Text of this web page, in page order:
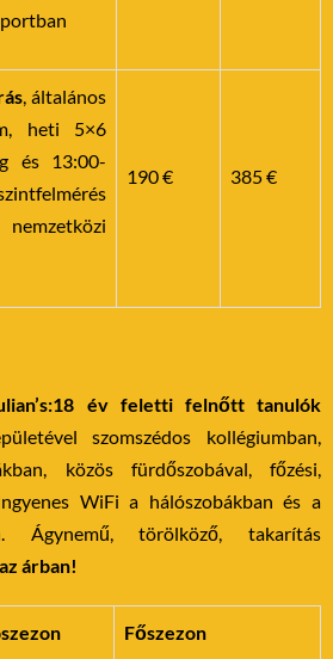
, általános
heti 5×6
és 13:00-
190 € 385 €
év feletti felnőtt tanulók
szomszédos kollégiumban,
közös fürdőszobával, főzési,
WiFi a hálószobákban és a
Ágynemű, törölköző, takarítás
árban!
Főszezon